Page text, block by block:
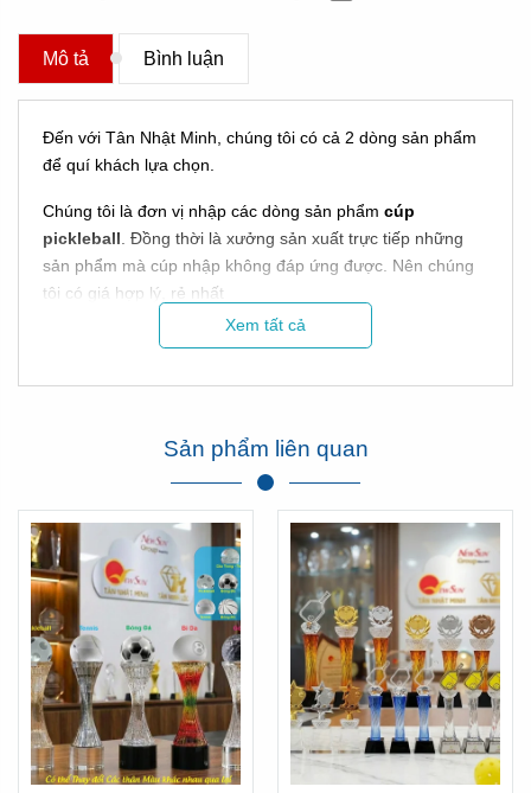
Mô tả Bình luận
Đến với Tân Nhật Minh, chúng tôi có cả 2 dòng sản phẩm
để quí khách lựa chọn.
Chúng tôi là đơn vị nhập các dòng sản phẩm cúp
pickleball . Đồng thời là xưởng sản xuất trực tiếp những
sản phẩm mà cúp nhập không đáp ứng được. Nên chúng
tôi có giá hợp lý, rẻ nhất
Vơi hơn 15 năm trong nghề, chúng tôi tự hào là đơn vị có
TOP MẪU CÚP
PICKLEBALL ĐẸP - CÒN
>500 MẪU TẠI KHO
Xem tất cả
Sản phẩm liên quan